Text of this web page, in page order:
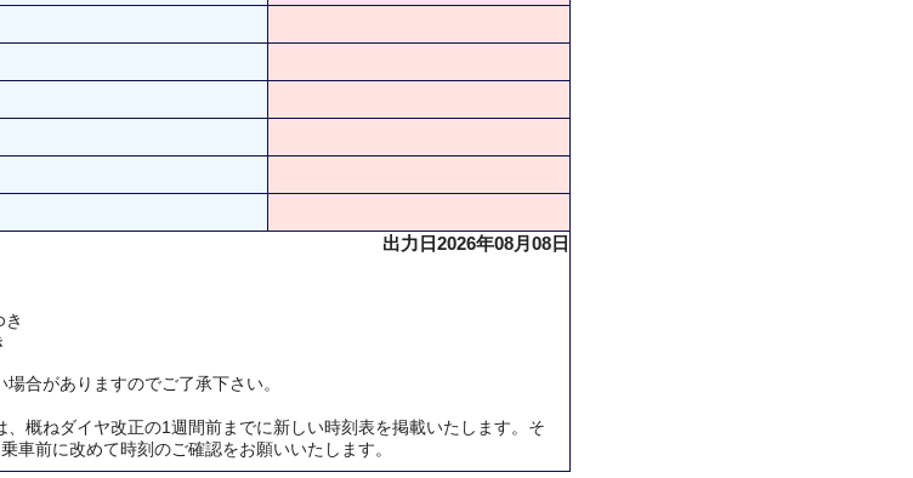
出力日2026年08月08日
合がありますのでご了承下さい。
概ねダイヤ改正の1週間前までに新しい時刻表を掲載いたします。そ
車前に改めて時刻のご確認をお願いいたします。